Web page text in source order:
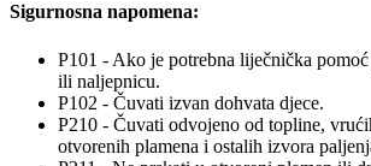
Sigurnosna napomena:
P101 - Ako je potrebna liječnička
ili naljepnicu.
P102 - Čuvati izvan dohvata djece.
P210 - Čuvati odvojeno od topline,
otvorenih plamena i ostalih izvora